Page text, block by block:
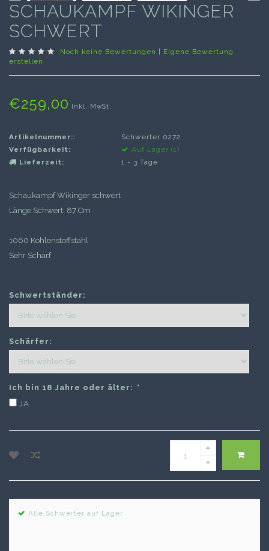
SCHAUKAMPF WIKINGER
SCHWERT
Noch keine Bewertungen
Eigene Bewertung
erstellen
€259,00 Inkl. MwSt.
Artikelnummer::
Schwerter 0272
Verfügbarkeit:
Auf Lager (1)
Lieferzeit:
1 - 3 Tage
Schaukampf Wikinger schwert
Länge Schwert: 87 Cm
1060 Kohlenstoffstahl
Sehr Scharf
Schwertständer:
Schärfer:
Ich bin 18 Jahre oder älter: *
JA
Alle Schwerter auf Lager